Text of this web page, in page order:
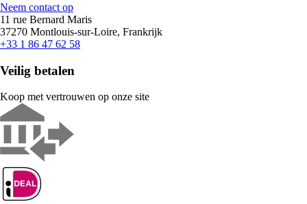
Neem contact op
11 rue Bernard Maris
37270 Montlouis-sur-Loire, Frankrijk
+33 1 86 47 62 58
Veilig betalen
Koop met vertrouwen op onze site